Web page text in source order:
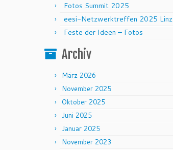
Fotos Summit 2025
eesi-Netzwerktreffen 2025 Linz
Feste der Ideen – Fotos
Archiv
März 2026
November 2025
Oktober 2025
Juni 2025
Januar 2025
November 2023